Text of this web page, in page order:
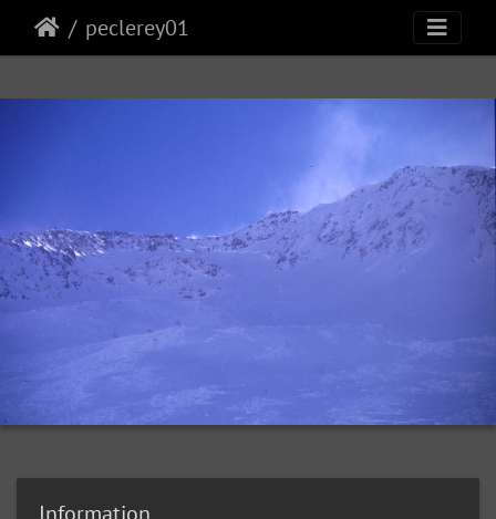
peclerey01
Information